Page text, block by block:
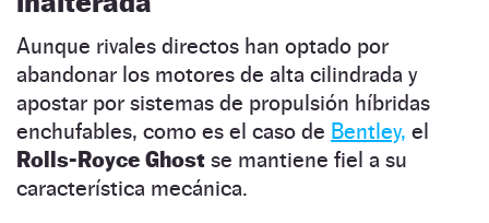
Aunque rivales directos han optado por
abandonar los motores de alta cilindrada y
apostar por sistemas de propulsión híbridas
enchufables, como es el caso de Bentley, el
Rolls-Royce Ghost se mantiene fiel a su
característica mecánica.